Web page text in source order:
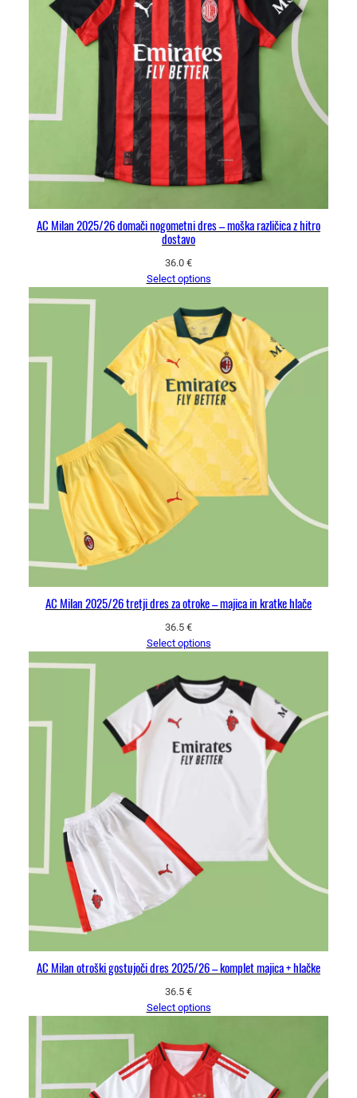
AC Milan 2025/26 domači nogometni dres – moška različica z hitro
dostavo
36.0 €
Select options
AC Milan 2025/26 tretji dres za otroke – majica in kratke hlače
36.5 €
Select options
AC Milan otroški gostujoči dres 2025/26 – komplet majica + hlačke
36.5 €
Select options